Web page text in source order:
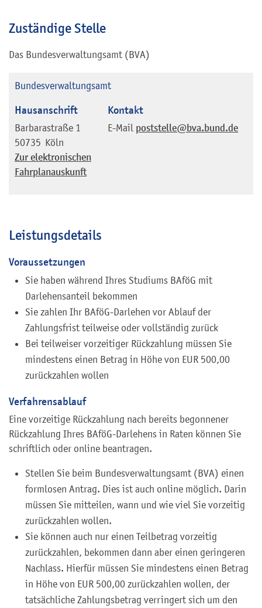
Zuständige Stelle
Das Bundesverwaltungsamt (BVA)
Bundesverwaltungsamt
Hausanschrift
Barbarastraße 1
50735 Köln
Zur elektronischen
Fahrplanauskunft
Kontakt
E-Mail poststelle@bva.bund.de
Leistungsdetails
Voraussetzungen
Sie haben während Ihres Studiums BAföG mit
Darlehensanteil bekommen
Sie zahlen Ihr BAföG-Darlehen vor Ablauf der
Zahlungsfrist teilweise oder vollständig zurück
Bei teilweiser vorzeitiger Rückzahlung müssen Sie
mindestens einen Betrag in Höhe von EUR 500,00
zurückzahlen wollen
Verfahrensablauf
Eine vorzeitige Rückzahlung nach bereits begonnener
Rückzahlung Ihres BAföG-Darlehens in Raten können Sie
schriftlich oder online beantragen.
Stellen Sie beim Bundesverwaltungsamt (BVA) einen
formlosen Antrag. Dies ist auch online möglich. Darin
müssen Sie mitteilen, wann und wie viel Sie vorzeitig
zurückzahlen wollen.
Sie können auch nur einen Teilbetrag vorzeitig
zurückzahlen, bekommen dann aber einen geringeren
Nachlass. Hierfür müssen Sie mindestens einen Betrag
in Höhe von EUR 500,00 zurückzahlen wollen, der
tatsächliche Zahlungsbetrag verringert sich um den